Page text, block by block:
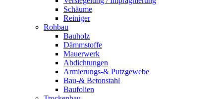
Schäume
Reiniger
Rohbau
Bauholz
Dämmstoffe
Mauerwerk
Abdichtungen
Armierungs-& Putzgewebe
Bau-& Betonstahl
Baufolien